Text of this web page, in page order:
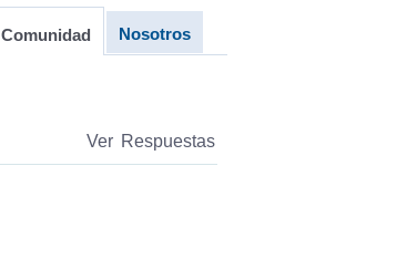
Comunidad Nosotros
Ver Respuestas